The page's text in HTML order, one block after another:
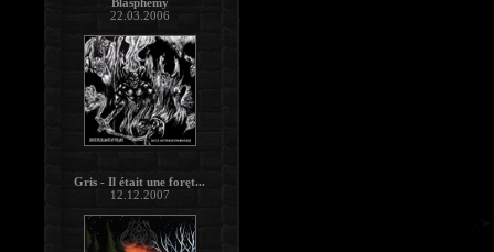
22.03.2006
Gris - Il était une foręt...
12.12.2007